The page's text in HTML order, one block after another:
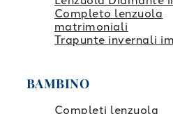
Completo lenzuola
matrimoniali
Trapunte invernali
BAMBINO
Completi lenzuola